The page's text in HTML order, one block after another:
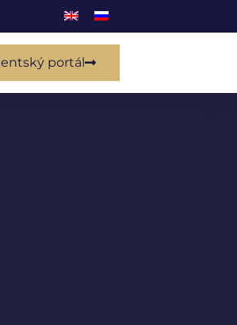
portál